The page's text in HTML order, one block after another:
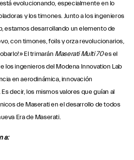
evolucionando, especialmente en lo
y los timones. Junto a los ingenieros
estamos desarrollando un elemento de
con timones, foils y orza revolucionarios,
El trimarán Maserati Multi 70es el
los ingenieros del Modena Innovation Lab
en aerodinámica, innovación
decir, los mismos valores que guían al
de Maserati en el desarrollo de todos
Era de Maserati.
a: